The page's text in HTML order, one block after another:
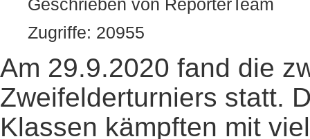
Geschrieben von ReporterTeam
Zugriffe: 20955
Am 29.9.2020 fand die
Zweifelderturniers statt.
Klassen kämpften mit